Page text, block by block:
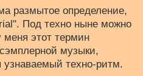
размытое определение,
Под техно ныне можно
меня этот термин
музыки,
узнаваемый техно-ритм.